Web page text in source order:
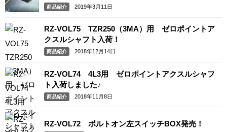
商品紹介 2019年3月11日
RZ-VOL75 TZR250（3MA）用 ゼロポイントア
クスルシャフト入荷！
商品紹介 2018年12月14日
RZ-VOL74 4L3用 ゼロポイントアクスルシャフ
ト入荷しました♪
商品紹介 2018年11月8日
RZ-VOL72 ボルトオン左スイッチBOX発売！